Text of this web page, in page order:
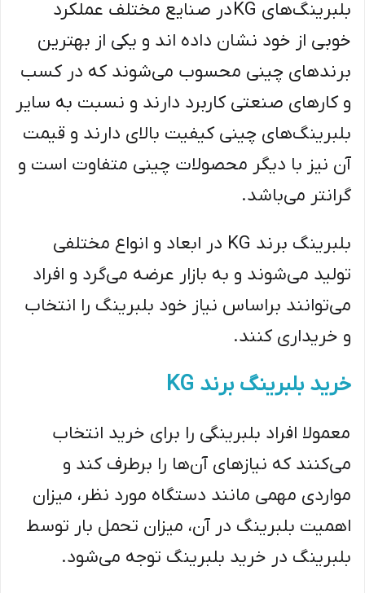
بلبرینگ‌های KG در صنایع مختلف عملکرد
خوبی از خود نشان داده اند و یکی از بهترین
برندهای چینی محسوب می‌شوند که در کسب
و کارهای صنعتی کاربرد دارند و نسبت به سایر
بلبرینگ‌های چینی کیفیت بالای دارند و قیمت
آن نیز با دیگر محصولات چینی متفاوت است و
گرانتر می‌باشد.
بلبرینگ برند KG در ابعاد و انواع مختلفی
تولید می‌شوند و به بازار عرضه می‌گرد و افراد
می‌توانند براساس نیاز خود بلبرینگ را انتخاب
و خریداری کنند.
خرید بلبرینگ برند KG
معمولا افراد بلبرینگی را برای خرید انتخاب
می‌کنند که نیازهای آن‌ها را برطرف کند و
مواردی مهمی مانند دستگاه مورد نظر، میزان
اهمیت بلبرینگ در آن، میزان تحمل بار توسط
بلبرینگ در خرید بلبرینگ توجه می‌شود.